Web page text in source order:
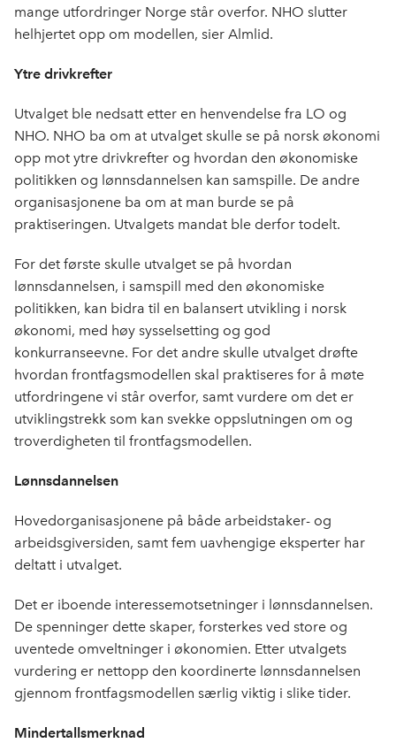
mange utfordringer Norge står overfor. NHO slutter
helhjertet opp om modellen, sier Almlid.
Ytre drivkrefter
Utvalget ble nedsatt etter en henvendelse fra LO og
NHO. NHO ba om at utvalget skulle se på norsk økonomi
opp mot ytre drivkrefter og hvordan den økonomiske
politikken og lønnsdannelsen kan samspille. De andre
organisasjonene ba om at man burde se på
praktiseringen. Utvalgets mandat ble derfor todelt.
For det første skulle utvalget se på hvordan
lønnsdannelsen, i samspill med den økonomiske
politikken, kan bidra til en balansert utvikling i norsk
økonomi, med høy sysselsetting og god
konkurranseevne. For det andre skulle utvalget drøfte
hvordan frontfagsmodellen skal praktiseres for å møte
utfordringene vi står overfor, samt vurdere om det er
utviklingstrekk som kan svekke oppslutningen om og
troverdigheten til frontfagsmodellen.
Lønnsdannelsen
Hovedorganisasjonene på både arbeidstaker- og
arbeidsgiversiden, samt fem uavhengige eksperter har
deltatt i utvalget.
Det er iboende interessemotsetninger i lønnsdannelsen.
De spenninger dette skaper, forsterkes ved store og
uventede omveltninger i økonomien. Etter utvalgets
vurdering er nettopp den koordinerte lønnsdannelsen
gjennom frontfagsmodellen særlig viktig i slike tider.
Mindertallsmerknad